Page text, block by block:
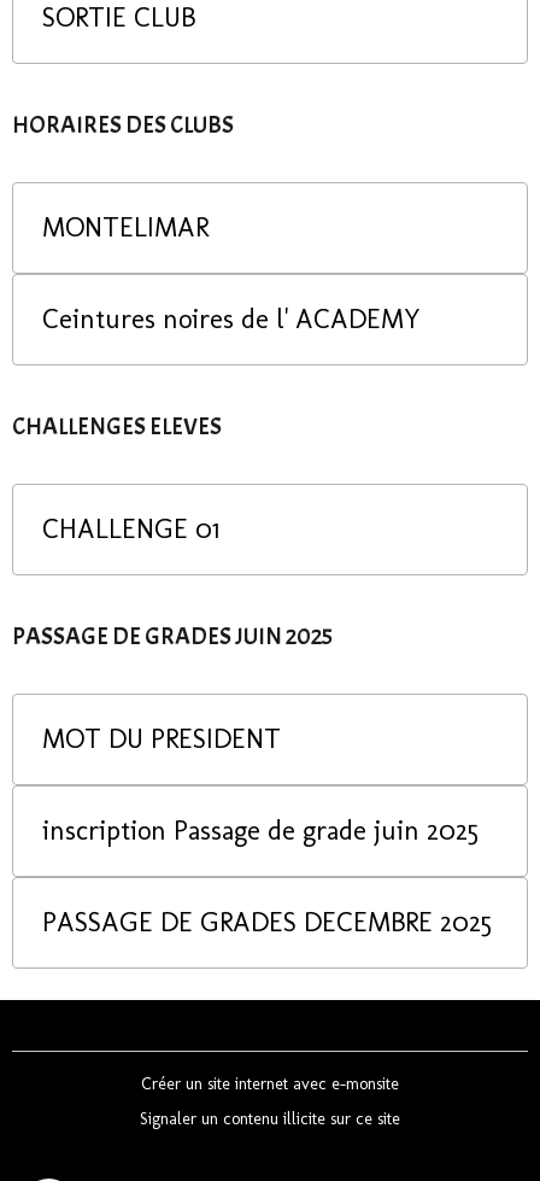
SORTIE CLUB
HORAIRES DES CLUBS
MONTELIMAR
Ceintures noires de l' ACADEMY
CHALLENGES ELEVES
CHALLENGE 01
PASSAGE DE GRADES JUIN 2025
MOT DU PRESIDENT
inscription Passage de grade juin 2025
PASSAGE DE GRADES DECEMBRE 2025
Créer un site internet avec e-monsite
Signaler un contenu illicite sur ce site